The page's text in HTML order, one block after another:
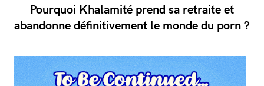
Pourquoi Khalamité prend sa retraite et
abandonne définitivement le monde du porn ?